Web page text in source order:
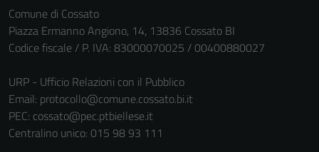
Comune di Cossato
Piazza Ermanno Angiono, 14, 13836 Cossato BI
Codice fiscale / P. IVA: 83000070025 / 00400880027
URP - Ufficio Relazioni con il Pubblico
Email: protocollo@comune.cossato.bi.it
PEC: cossato@pec.ptbiellese.it
Centralino unico: 015 98 93 111
Tecnici
Questi cookie
per il
funzionamento